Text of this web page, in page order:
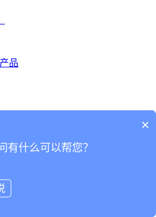
品
×
有什么可以帮您？